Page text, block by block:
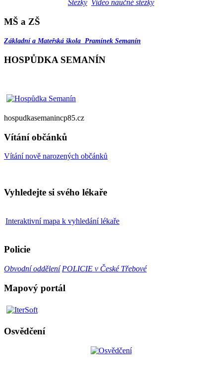
Stezky Video naučné stezky
MŠ a ZŠ
Základní a Mateřská škola Pramínek Semanín
HOSPŮDKA SEMANÍN
hospudkasemanincp85.cz
Vítání občánků
Vítání nově narozených občánků
Vyhledejte si svého lékaře
Interaktivní mapa k vyhledání lékaře
Policie
Obvodní oddělení POLICIE v České Třebové
Mapový portál
Osvědčení